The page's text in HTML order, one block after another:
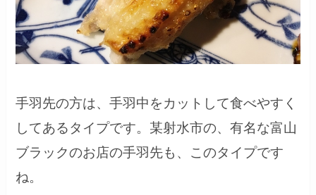
手羽先の方は、手羽中をカットして食べやすく
してあるタイプです。某射水市の、有名な富山
ブラックのお店の手羽先も、このタイプです
ね。